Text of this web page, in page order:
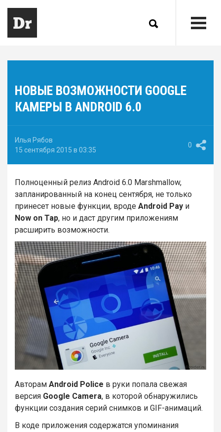
НОВЫЕ ВОЗМОЖНОСТИ GOOGLE
КАМЕРЫ В ANDROID 6.0
Илья Рябов
15 сентября 2015 в 03:35
0
Полноценный релиз Android 6.0 Marshmallow,
запланированный на конец сентября, не только
принесет новые функции, вроде Android Pay и
Now on Tap, но и даст другим приложениям
расширить возможности.
Авторам Android Police в руки попала свежая
версия Google Camera, в которой обнаружились
функции создания серий снимков и GIF-анимаций.
В коде приложения содержатся упоминания